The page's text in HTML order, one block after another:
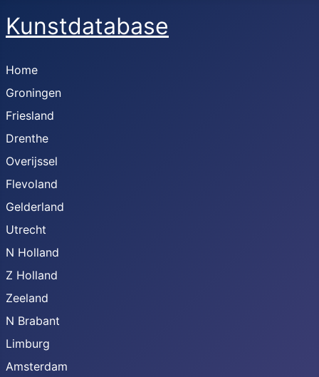
Kunstdatabase
Home
Groningen
Friesland
Drenthe
Overijssel
Flevoland
Gelderland
Utrecht
N Holland
Z Holland
Zeeland
N Brabant
Limburg
Amsterdam